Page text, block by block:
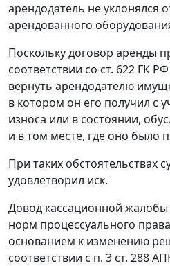
арендодатель не уклонялся
арендованного
Поскольку договор аренды
соответствии со ст. 622 ГК
вернуть арендодателю
в котором он его получил с
износа или в состоянии,
и в том месте, где оно было
При таких обстоятельствах
удовлетворил иск.
Довод кассационной
норм процессуального
основанием к изменению
соответствии с п. 3 ст. 288